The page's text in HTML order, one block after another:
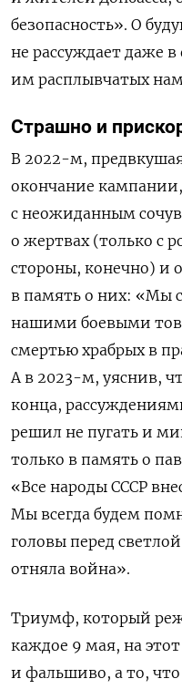
безопасность». О
не рассуждает даже
им расплывчатых
Страшно и
В 2022-м,
окончание
с неожиданным
о жертвах (только с
стороны, конечно) и
в память о них: «Мы
нашими боевыми
смертью храбрых в
А в 2023-м, уяснив,
конца,
решил не пугать и
только в память о
«Все народы СССР
Мы всегда будем
головы перед
отняла война».
Триумф, который
каждое 9 мая, на
и фальшиво, а то,